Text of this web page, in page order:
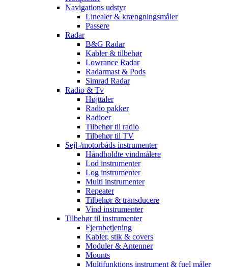
Navigations udstyr
Linealer & krængningsmåler
Passere
Radar
B&G Radar
Kabler & tilbehør
Lowrance Radar
Radarmast & Pods
Simrad Radar
Radio & Tv
Højttaler
Radio pakker
Radioer
Tilbehør til radio
Tilbehør til TV
Sejl-/motorbåds instrumenter
Håndholdte vindmålere
Lod instrumenter
Log instrumenter
Multi instrumenter
Repeater
Tilbehør & transducere
Vind instrumenter
Tilbehør til instrumenter
Fjernbetjening
Kabler, stik & covers
Moduler & Antenner
Mounts
Multifunktions instrument & fuel måler